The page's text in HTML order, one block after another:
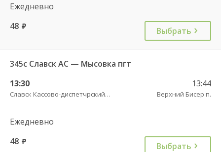
Ежедневно
48 руб. Выбрать
345с Славск АС — Мысовка пгт
13:30
Славск Кассово-диспетчрский пункт
13:44
Верхний Бисер п.
Ежедневно
48 руб. Выбрать